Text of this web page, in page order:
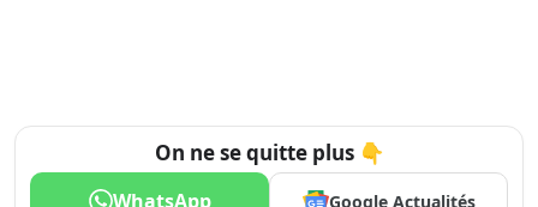
On ne se quitte plus 👇
WhatsApp Google Actualités